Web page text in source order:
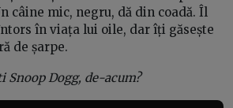
câine mic, negru, dă din coadă. Îl
în viața lui oile, dar îți găsește
de șarpe.
Snoop Dogg, de-acum?